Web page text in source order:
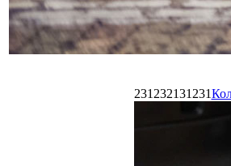
231232131231